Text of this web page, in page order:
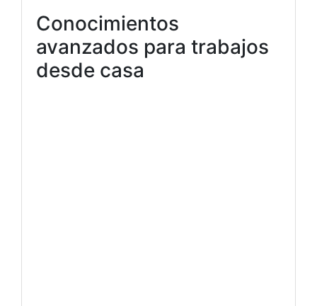
Conocimientos
avanzados para trabajos
desde casa